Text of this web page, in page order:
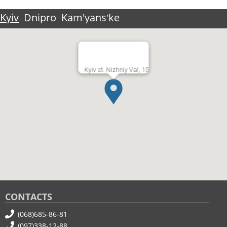
Kyiv Dnipro Kam'yansʹke
Kyiv st. Nizhniy Val, 15
CONTACTS
(068)685-86-81